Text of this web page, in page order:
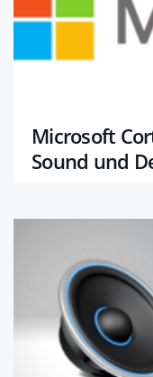
Microsoft
Sound und